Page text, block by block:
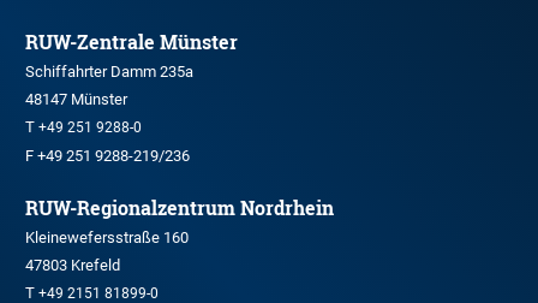
RUW-Zentrale Münster
Schiffahrter Damm 235a
48147 Münster
T +49 251 9288-0
F +49 251 9288-219/236
RUW-Regionalzentrum Nordrhein
Kleinewefersstraße 160
47803 Krefeld
T +49 2151 81899-0